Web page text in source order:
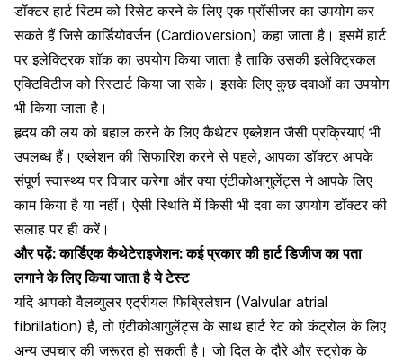
डॉक्टर हार्ट रिटम को रिसेट करने के लिए एक प्रॉसीजर का उपयोग कर
सकते हैं जिसे कार्डियोवर्जन (Cardioversion) कहा जाता है। इसमें हार्ट
पर इलेक्ट्रिक शॉक का उपयोग किया जाता है ताकि उसकी इलेक्ट्रिकल
एक्टिविटीज को रिस्टार्ट किया जा सके। इसके लिए कुछ दवाओं का उपयोग
भी किया जाता है।
हृदय की लय को बहाल करनेके लिए कैथेटर एब्लेशन जैसी प्रक्रियाएं भी
उपलब्ध हैं। एब्लेशन की सिफारिश करने से पहले, आपका डॉक्टर आपके
संपूर्ण स्वास्थ्य पर विचार करेगा और क्या एंटीकोआगुलेंट्स ने आपके लिए
काम किया है या नहीं। ऐसी स्थिति में किसी भी दवा का उपयोग डॉक्टर की
सलाह पर ही करें।
और पढ़ें:कार्डिएक कैथेटेराइजेशन: कई प्रकार की हार्ट डिजीज का पता
लगाने के लिए किया जाता है ये टेस्ट
यदि आपको वैलव्युलर एट्रीयल फिब्रिलेशन (Valvular atrial
fibrillation) है, तो एंटीकोआगुलेंट्स के साथ हार्ट रेट को कंट्रोल के लिए
अन्य उपचार की जरूरत हो सकती है। जो दिल के दौरे और स्ट्रोक के